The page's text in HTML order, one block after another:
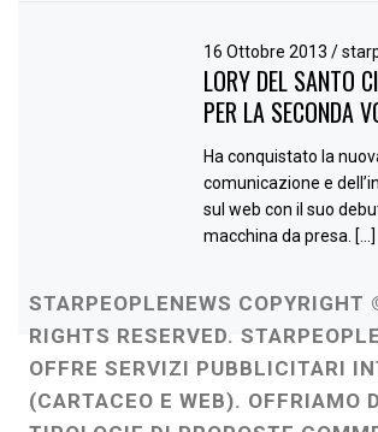
16 Ottobre 2013/
LORY DEL SANTO
PER LA SECONDA
Ha conquistato la
comunicazione e
sul web con il suo
macchina da presa. […]
STARPEOPLENEWS COPYRIGHT
RIGHTS RESERVED.
OFFRE SERVIZI PUBBLICITARI
(CARTACEO E WEB). OFFRIAMO